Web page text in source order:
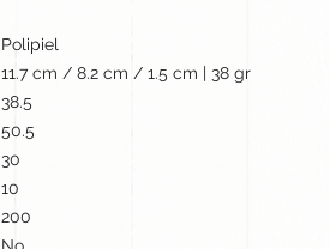
Polipiel
11.7 cm / 8.2 cm / 1.5 cm | 38 gr
38.5
50.5
30
10
200
No